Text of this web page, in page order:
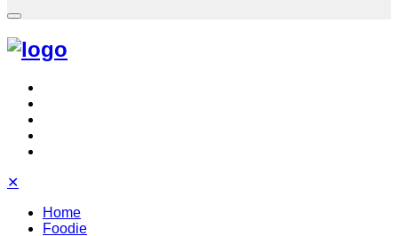
✕
Home
Foodie